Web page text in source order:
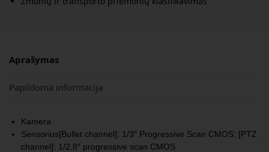
Aprašymas
Papildoma informacija
Kamera
Sensorius[Bullet channel]: 1/3″ Progressive Scan CMOS; [PTZ
channel]: 1/2.8″ progressive scan CMOS